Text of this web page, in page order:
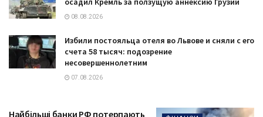
08.08.2026
Избили постояльца отеля во Львове и сняли с его
счета 58 тысяч: подозрение
несовершеннолетним
07.08.2026
Найбільші банки РФ потерпають